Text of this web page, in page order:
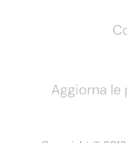
Aggiorna le